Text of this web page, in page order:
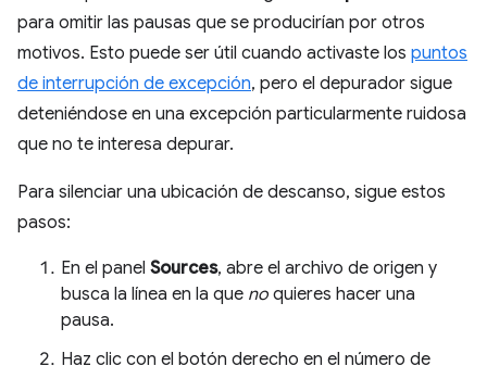
para omitir las pausas que se producirían por otros
motivos. Esto puede ser útil cuando activaste los puntos
de interrupción de excepción, pero el depurador sigue
deteniéndose en una excepción particularmente ruidosa
que no te interesa depurar.
Para silenciar una ubicación de descanso, sigue estos
pasos:
En el panel Sources, abre el archivo de origen y
busca la línea en la que no quieres hacer una
pausa.
Haz clic con el botón derecho en el número de